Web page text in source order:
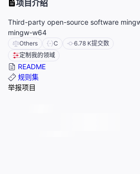
项目介绍
Third-party open-source software
mingw-w64
Others C 6.78 K提交数
定制我的领域
README
规则集
举报项目